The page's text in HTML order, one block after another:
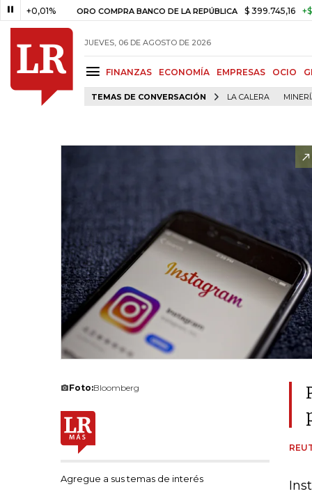
ORO COMPRA BANCO DE LA REPÚBLICA $ 399.745,16 +$
JUEVES, 06 DE AGOSTO DE 2026
FINANZAS ECONOMÍA EMPRESAS OCIO
TEMAS DE CONVERSACIÓN LA CALERA
Foto:Bloomberg
Agregue a sus temas de interés